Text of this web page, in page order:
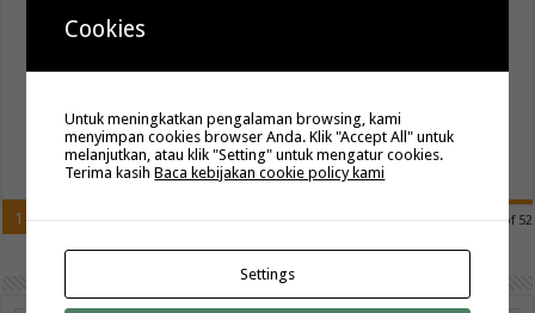
Seragam batik sekolah tidak hanya menjadi identitas sebuah lembaga
sekolah terbaru harus dilakukan …
Read More »
Page 1 of 52
1 2 3 4 5 » 10 20 30 ... Last »
Cookies
Untuk meningkatkan pengalaman browsing, kami
menyimpan cookies browser Anda. Klik "Accept All" untuk
melanjutkan, atau klik "Setting" untuk mengatur cookies.
Terima kasihBaca kebijakan cookie policy kami
Settings